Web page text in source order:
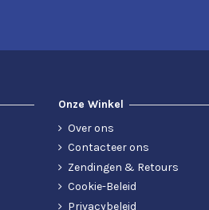
Onze Winkel
Over ons
Contacteer ons
Zendingen & Retours
Cookie-Beleid
Privacybeleid